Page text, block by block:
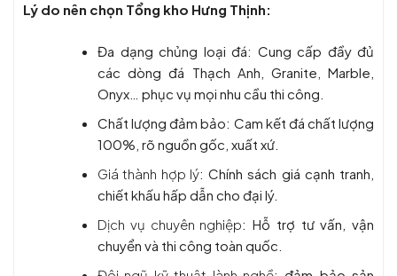
Lý do nên chọn Tổng kho Hưng Thịnh:
Đa dạng chủng loại đá: Cung cấp đầy đủ
các dòng đá Thạch Anh, Granite, Marble,
Onyx… phục vụ mọi nhu cầu thi công.
Chất lượng đảm bảo: Cam kết đá chất lượng
100%, rõ nguồn gốc, xuất xứ.
Giá thành hợp lý: Chính sách giá cạnh tranh,
chiết khấu hấp dẫn cho đại lý.
Dịch vụ chuyên nghiệp: Hỗ trợ tư vấn, vận
chuyển và thi công toàn quốc.